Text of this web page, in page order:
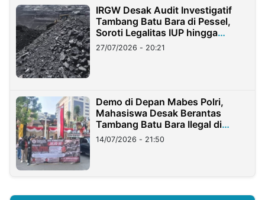
IRGW Desak Audit Investigatif
Tambang Batu Bara di Pessel,
Soroti Legalitas IUP hingga
Stockpile
27/07/2026 - 20:21
Demo di Depan Mabes Polri,
Mahasiswa Desak Berantas
Tambang Batu Bara Ilegal di
Lampung
14/07/2026 - 21:50